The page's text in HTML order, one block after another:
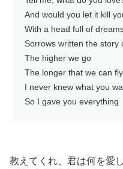
And would you let it kill
With a head full of
Sorrows written the story
The higher we go
The longer that we can fly
I never knew what you
So I gave you everything
教えてくれ、君は何を愛